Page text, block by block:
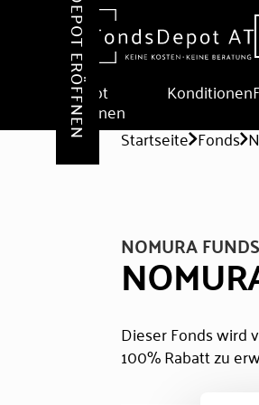
Depot
eröffnen
Konditionen
DEPOT ERÖFFNEN Startseite Fonds
NOMURA
Dieser Fonds wird
100% Rabatt zu